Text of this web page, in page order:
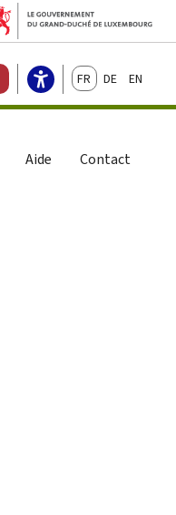
FrançaisDeutschEnglish
Aide Contact